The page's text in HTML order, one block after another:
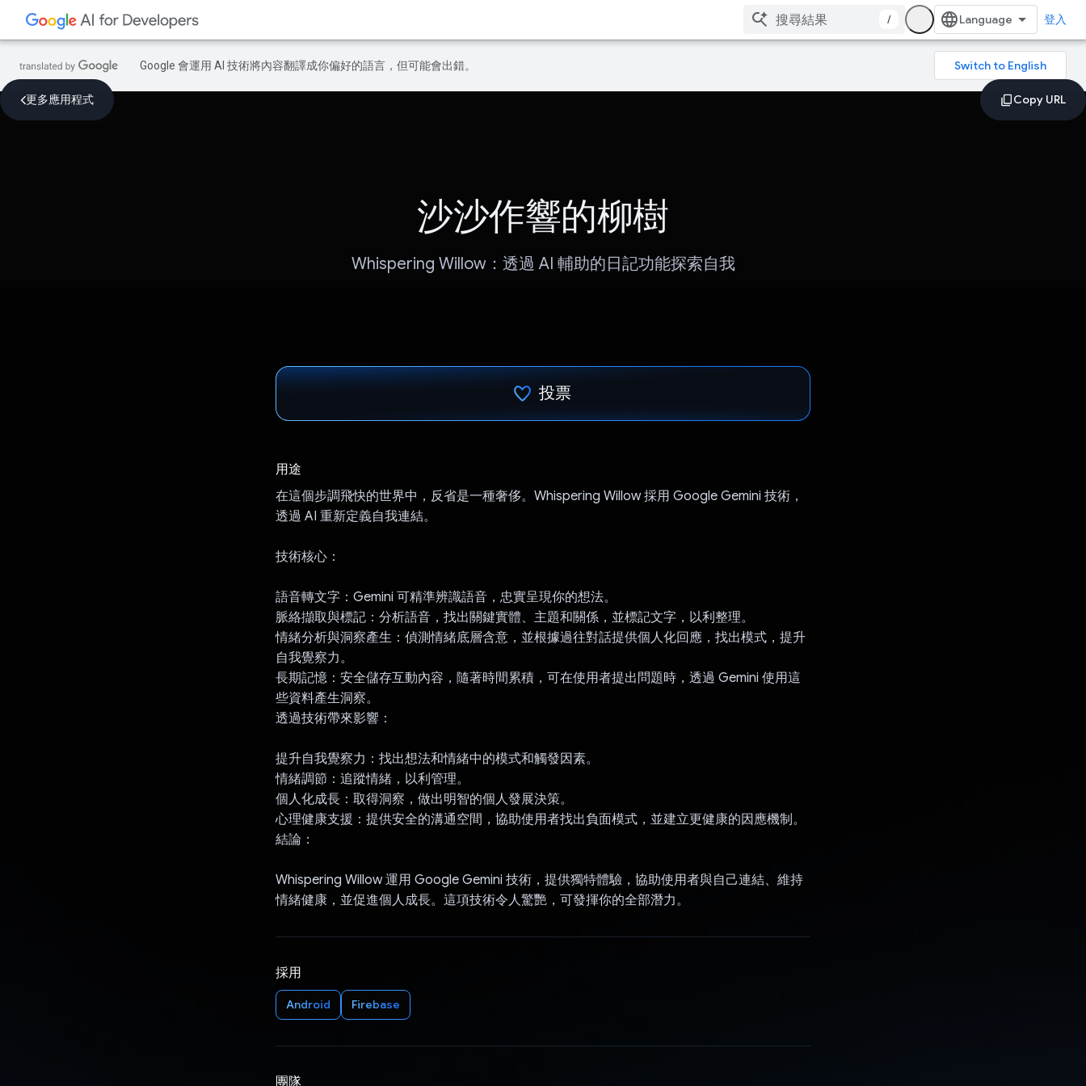
/ 登入
Google 會運用 AI 技術將內容翻譯成你偏好的語言，但可能會出錯。
更多應用程式
沙沙作響的柳樹
Whispering Willow：透過 AI 輔助的日記功能探索自我
投票
用途
在這個步調飛快的世界中，反省是一種奢侈。Whispering Willow 採用 Google Gemini 技術，
透過 AI 重新定義自我連結。
技術核心：
語音轉文字：Gemini 可精準辨識語音，忠實呈現你的想法。
脈絡擷取與標記：分析語音，找出關鍵實體、主題和關係，並標記文字，以利整理。
情緒分析與洞察產生：偵測情緒底層含意，並根據過往對話提供個人化回應，找出模式，提升
自我覺察力。
長期記憶：安全儲存互動內容，隨著時間累積，可在使用者提出問題時，透過 Gemini 使用這
些資料產生洞察。
透過技術帶來影響：
提升自我覺察力：找出想法和情緒中的模式和觸發因素。
情緒調節：追蹤情緒，以利管理。
個人化成長：取得洞察，做出明智的個人發展決策。
心理健康支援：提供安全的溝通空間，協助使用者找出負面模式，並建立更健康的因應機制。
結論：
Whispering Willow 運用 Google Gemini 技術，提供獨特體驗，協助使用者與自己連結、維持
情緒健康，並促進個人成長。這項技術令人驚艷，可發揮你的全部潛力。
採用
Android Firebase
團隊